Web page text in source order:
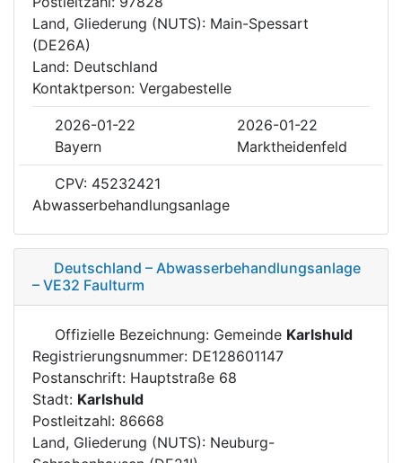
Land, Gliederung (NUTS): Main-Spessart
(DE26A)
Land: Deutschland
Kontaktperson: Vergabestelle
2026-01-22
2026-01-22
Bayern
Marktheidenfeld
CPV: 45232421
Abwasserbehandlungsanlage
Deutschland – Abwasserbehandlungsanlage
– VE32 Faulturm
Offizielle Bezeichnung: Gemeinde Karlshuld
Registrierungsnummer: DE128601147
Postanschrift: Hauptstraße 68
Stadt: Karlshuld
Postleitzahl: 86668
Land, Gliederung (NUTS): Neuburg-